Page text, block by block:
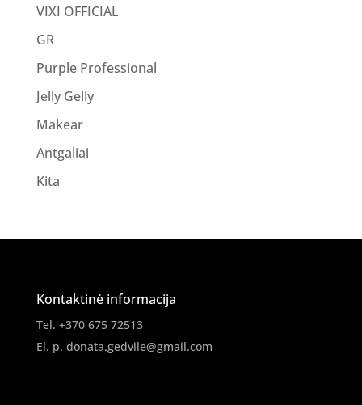
VIXI OFFICIAL
GR
Purple Professional
Jelly Gelly
Makear
Antgaliai
Kita
Kontaktinė informacija
Tel. +370 675 72513
El. p. donata.gedvile@gmail.com